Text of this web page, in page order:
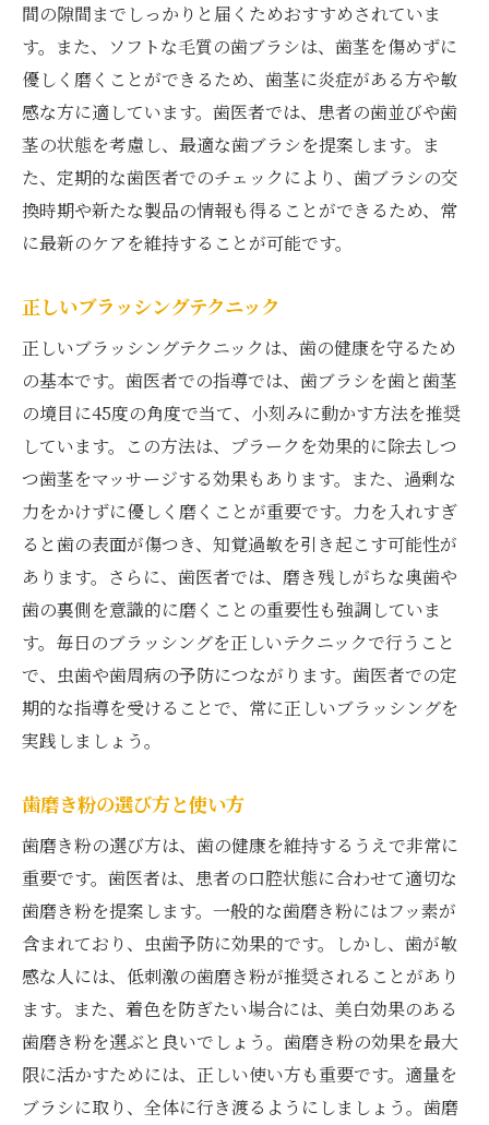
間の隙間までしっかりと届くためおすすめされていま
す。また、ソフトな毛質の歯ブラシは、歯茎を傷めずに
優しく磨くことができるため、歯茎に炎症がある方や敏
感な方に適しています。歯医者では、患者の歯並びや歯
茎の状態を考慮し、最適な歯ブラシを提案します。ま
た、定期的な歯医者でのチェックにより、歯ブラシの交
換時期や新たな製品の情報も得ることができるため、常
に最新のケアを維持することが可能です。
正しいブラッシングテクニック
正しいブラッシングテクニックは、歯の健康を守るため
の基本です。歯医者での指導では、歯ブラシを歯と歯茎
の境目に45度の角度で当て、小刻みに動かす方法を推奨
しています。この方法は、プラークを効果的に除去しつ
つ歯茎をマッサージする効果もあります。また、過剰な
力をかけずに優しく磨くことが重要です。力を入れすぎ
ると歯の表面が傷つき、知覚過敏を引き起こす可能性が
あります。さらに、歯医者では、磨き残しがちな奥歯や
歯の裏側を意識的に磨くことの重要性も強調していま
す。毎日のブラッシングを正しいテクニックで行うこと
で、虫歯や歯周病の予防につながります。歯医者での定
期的な指導を受けることで、常に正しいブラッシングを
実践しましょう。
歯磨き粉の選び方と使い方
歯磨き粉の選び方は、歯の健康を維持するうえで非常に
重要です。歯医者は、患者の口腔状態に合わせて適切な
歯磨き粉を提案します。一般的な歯磨き粉にはフッ素が
含まれており、虫歯予防に効果的です。しかし、歯が敏
感な人には、低刺激の歯磨き粉が推奨されることがあり
ます。また、着色を防ぎたい場合には、美白効果のある
歯磨き粉を選ぶと良いでしょう。歯磨き粉の効果を最大
限に活かすためには、正しい使い方も重要です。適量を
ブラシに取り、全体に行き渡るようにしましょう。歯磨